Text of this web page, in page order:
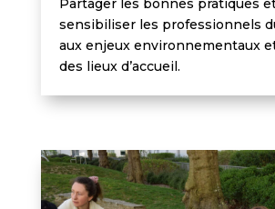
sensibiliser les professionnels
aux enjeux environnementaux
des lieux d’accueil.